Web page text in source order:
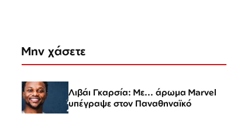
Μην χάσετε
Λιβάι Γκαρσία: Με... άρωμα Marvel
υπέγραψε στον Παναθηναϊκό